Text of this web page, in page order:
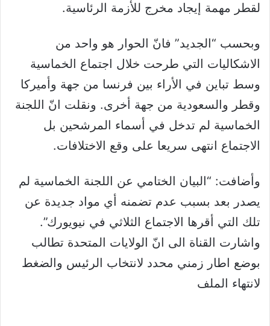
لقطر مهمة إيجاد مخرج للأزمة الرئاسية.
وبحسب “الجديد” فانّ الحوار هو واحد من
الاشكاليات التي طرحت خلال اجتماع الخماسية
وسط تباين في الأراء بين فرنسا من جهة وأميركا
وقطر والسعودية من جهة أخرى. ونقلت انّ اللجنة
الخماسية لم تدخل في أسماء المرشحين بل
الاجتماع انتهى سريعا على وقع الاختلافات.
وأضافت: “البيان الختامي عن اللجنة الخماسية لم
يصدر بعد بسبب عدم تضمنه أي مواد جديدة عن
تلك التي أقرها الاجتماع الثلاثي في نيويورك”.
واشارت القناة الى انّ الولايات المتحدة تطالب
بوضع اطار زمني محدد لانتخاب الرئيس والضغط
لانتهاء الملف